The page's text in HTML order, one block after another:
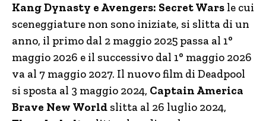
Kang Dynasty e Avengers: Secret Wars le cui
sceneggiature non sono iniziate, si slitta di un
anno, il primo dal 2 maggio 2025 passa al 1°
maggio 2026 e il successivo dal 1° maggio 2026
va al 7 maggio 2027. Il nuovo film di Deadpool
si sposta al 3 maggio 2024, Captain America
Brave New World slitta al 26 luglio 2024,